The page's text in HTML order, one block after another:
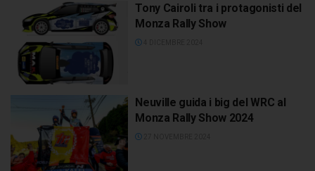
Tony Cairoli tra i protagonisti del
Monza Rally Show
Neuville guida i big del WRC al
Monza Rally Show 2024